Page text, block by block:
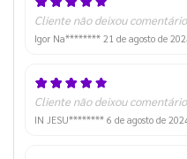
Cliente não deixou
Igor Na******** 21 de agosto de
Cliente não deixou
IN JESU******** 6 de agosto de